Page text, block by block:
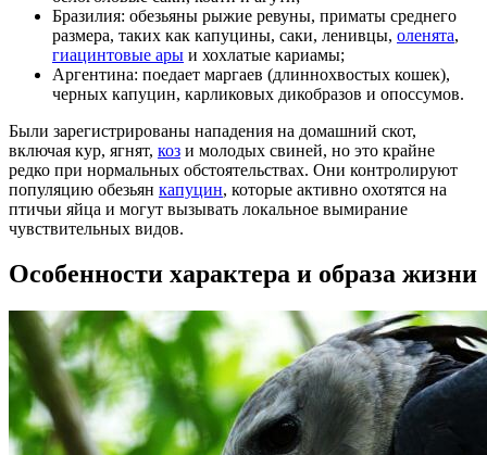
Бразилия: обезьяны рыжие ревуны, приматы среднего
размера, таких как капуцины, саки, ленивцы, оленята,
гиацинтовые ары и хохлатые кариамы;
Аргентина: поедает маргаев (длиннохвостых кошек),
черных капуцин, карликовых дикобразов и опоссумов.
Были зарегистрированы нападения на домашний скот,
включая кур, ягнят, коз и молодых свиней, но это крайне
редко при нормальных обстоятельствах. Они контролируют
популяцию обезьян капуцин, которые активно охотятся на
птичьи яйца и могут вызывать локальное вымирание
чувствительных видов.
Особенности характера и образа жизни